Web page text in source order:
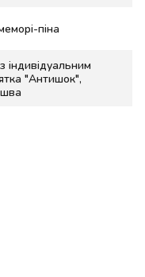
піна
індивідуальним
"Антишок",